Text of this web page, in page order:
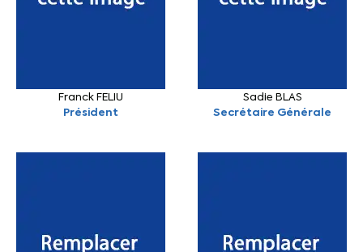
Franck FELIU
Président
Sadie BLAS
Secrétaire Générale